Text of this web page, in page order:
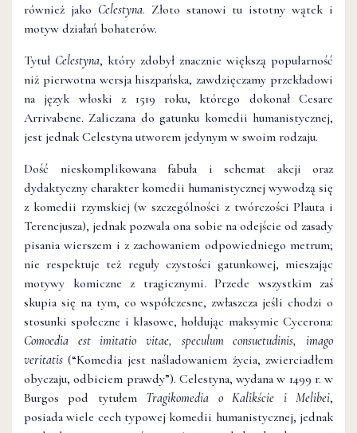
również jako Celestyna. Złoto stanowi tu istotny wątek i
motyw działań bohaterów.
Tytuł Celestyna, który zdobył znacznie większą popularność
niż pierwotna wersja hiszpańska, zawdzięczamy przekładowi
na język włoski z 1519 roku, którego dokonał Cesare
Arrivabene. Zaliczana do gatunku komedii humanistycznej,
jest jednak Celestyna utworem jedynym w swoim rodzaju.
Dość nieskomplikowana fabuła i schemat akcji oraz
dydaktyczny charakter komedii humanistycznej wywodzą się
z komedii rzymskiej (w szczególności z twórczości Plauta i
Terencjusza), jednak pozwala ona sobie na odejście od zasady
pisania wierszem i z zachowaniem odpowiedniego metrum;
nie respektuje też reguły czystości gatunkowej, mieszając
motywy komiczne z tragicznymi. Przede wszystkim zaś
skupia się na tym, co współczesne, zwłaszcza jeśli chodzi o
stosunki społeczne i klasowe, hołdując maksymie Cycerona:
Comoedia est imitatio vitae, speculum consuetudinis, imago
veritatis (“Komedia jest naśladowaniem życia, zwierciadłem
obyczaju, odbiciem prawdy”). Celestyna, wydana w 1499 r. w
Burgos pod tytułem Tragikomedia o Kalikście i Melibei,
posiada wiele cech typowej komedii humanistycznej, jednak